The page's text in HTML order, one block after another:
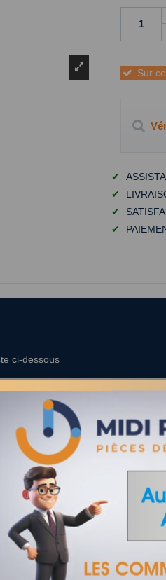
Sur
✔
✔
✔
✔
ci-dessous
: